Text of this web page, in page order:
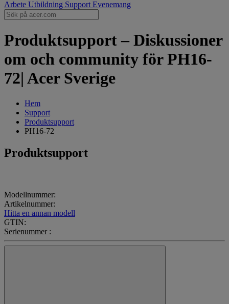
Arbete Utbildning Support Evenemang
Produktsupport – Diskussioner
om och community för PH16-
72| Acer Sverige
Hem
Support
Produktsupport
PH16-72
Produktsupport
Modellnummer:
Artikelnummer:
Hitta en annan modell
GTIN:
Serienummer :